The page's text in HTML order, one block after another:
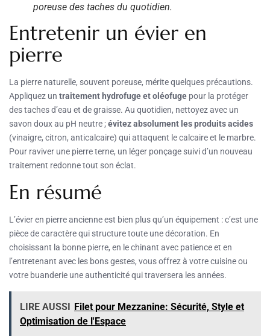
poreuse des taches du quotidien.
Entretenir un évier en
pierre
La pierre naturelle, souvent poreuse, mérite quelques précautions.
Appliquez un traitement hydrofuge et oléofuge pour la protéger
des taches d’eau et de graisse. Au quotidien, nettoyez avec un
savon doux au pH neutre ;évitez absolument les produits acides
(vinaigre, citron, anticalcaire) qui attaquent le calcaire et le marbre.
Pour raviver une pierre terne, un léger ponçage suivi d’un nouveau
traitement redonne tout son éclat.
En résumé
L’évier en pierre ancienne est bien plus qu’un équipement : c’est une
pièce de caractère qui structure toute une décoration. En
choisissant la bonne pierre, en le chinant avec patience et en
l’entretenant avec les bons gestes, vous offrez à votre cuisine ou
votre buanderie une authenticité qui traversera les années.
LIRE AUSSI Filet pour Mezzanine: Sécurité, Style et
Optimisation de l'Espace